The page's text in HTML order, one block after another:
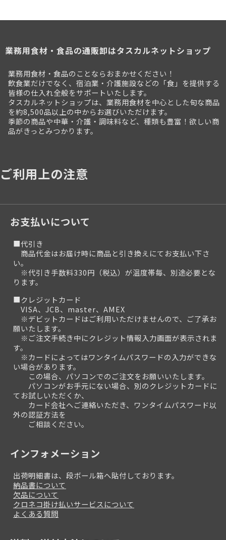
業務用食材・食品の通販卸はタスカルネットショップ
業務用食材・食品のことならおまかせください！
飲食業だけでなく、宿泊業・介護施設などの「食」を提供する
皆様の仕入れ全般をサポートいたします。
タスカルネットショップは、業務用食材を中心とした旬な商品
を約8,500品以上の中からお選びいただけます。
季節の商品や中華・介護・調味料など、種類も豊富！欲しい商
品がきっとみつかります。
ご利用上の注意
お支払いについて
■代引き
商品代金はお届け時に商品と引き換えにてお支払い下さ
い。
※代引き手数料330円（税込）が温度帯毎、別途必要とな
ります。
■クレジットカード
VISA、JCB、master、AMEX
※デビットカードはご利用いただけませんので、ご了承お
願いたします。
※ご注文手続き中にクレジット情報入力画面が表示されま
す。
※カードによってはワンタイムパスワードの入力ができな
い場合があります。
この場合、パソコンでのご注文をお願いいたします。
パソコンがお手元にない場合、別のクレジットカードに
てお試しいただくか、
カード会社へご連絡いただき、ワンタイムパスワード以
外の認証方法を
ご相談ください。
インフォメーション
出荷明細書は、段ボール箱へ貼付しております。
納品書について
欠品について
クロネコ掛け払いサービスについて
よくある質問